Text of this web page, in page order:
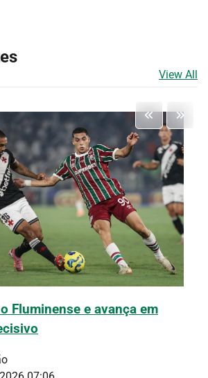
View All
Fluminense e avança em